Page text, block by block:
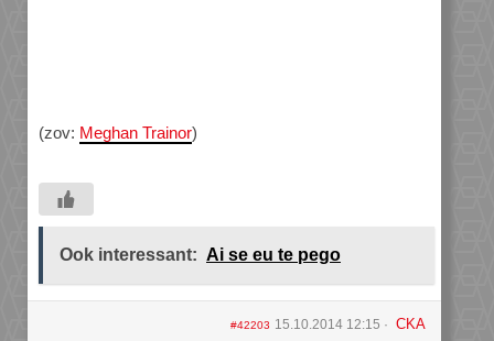
(zov: Meghan Trainor)
Ook interessant: Ai se eu te pego
#42203 15.10.2014 12:15 CKA